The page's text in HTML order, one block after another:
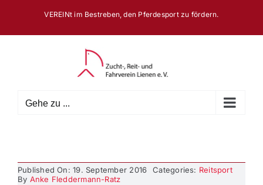
springen
VEREINt im Bestreben, den Pferdesport zu fördern.
Gehe zu ...
Published On: 19. September 2016 Categories: Reitsport
By Anke Fleddermann-Ratz